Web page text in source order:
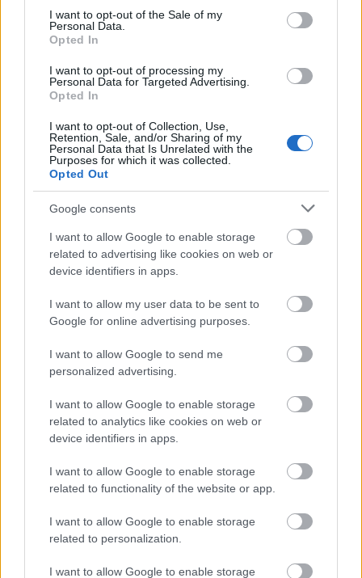
consent section.
I want to opt-out of the Sale of my
Personal Data.
Opted In
I want to opt-out of processing my
Personal Data for Targeted Advertising.
Opted In
I want to opt-out of Collection, Use,
Retention, Sale, and/or Sharing of my
Personal Data that Is Unrelated with the
Purposes for which it was collected.
Opted Out
Google consents
I want to allow Google to enable storage
related to advertising like cookies on web or
device identifiers in apps.
I want to allow my user data to be sent to
Google for online advertising purposes.
I want to allow Google to send me
personalized advertising.
I want to allow Google to enable storage
related to analytics like cookies on web or
device identifiers in apps.
I want to allow Google to enable storage
related to functionality of the website or app.
I want to allow Google to enable storage
related to personalization.
I want to allow Google to enable storage
Ταΐζομαι με φόρμουλα κατ'επιλογήν | Πηγή:
Foxy Photography Facebook
ΔΙΑΒΑΖΟΝΤΑΙ ΤΩΡΑ